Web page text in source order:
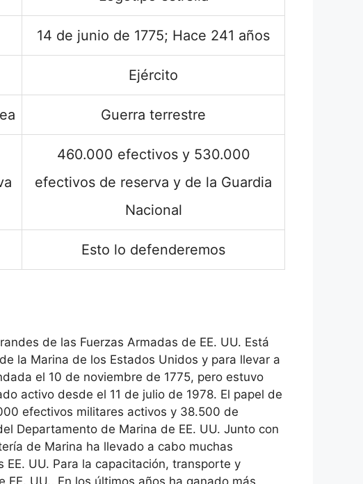
14 de junio de 1775; Hace 241 años
Ejército
Guerra terrestre
460.000 efectivos y 530.000
efectivos de reserva y de la Guardia
Nacional
Esto lo defenderemos
de las Fuerzas Armadas de EE. UU. Está
la Marina de los Estados Unidos y para llevar a
el 10 de noviembre de 1775, pero estuvo
activo desde el 11 de julio de 1978. El papel de
efectivos militares activos y 38.500 de
Departamento de Marina de EE. UU. Junto con
de Marina ha llevado a cabo muchas
UU. Para la capacitación, transporte y
UU., En los últimos años ha ganado más